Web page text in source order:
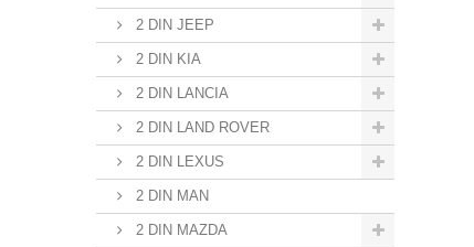
2 DIN JEEP
2 DIN KIA
2 DIN LANCIA
2 DIN LAND ROVER
2 DIN LEXUS
2 DIN MAN
2 DIN MAZDA